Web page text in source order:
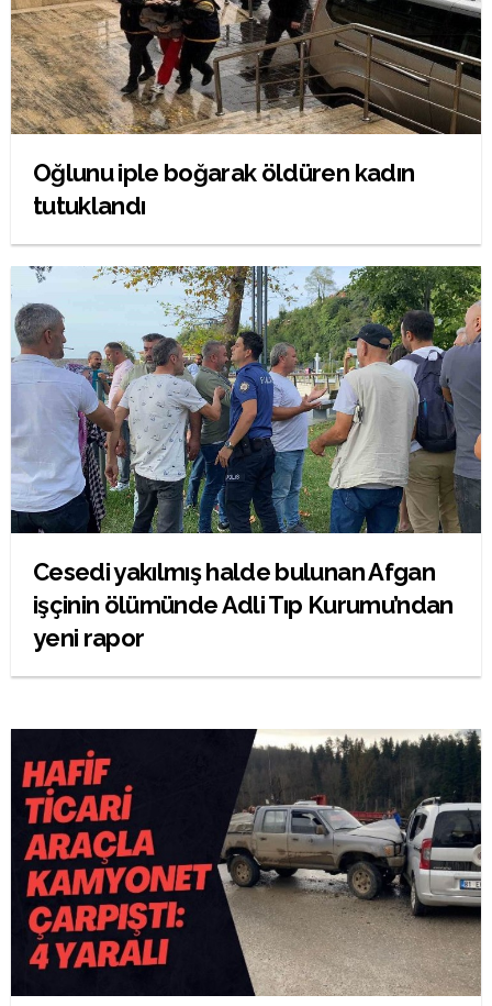
Oğlunu iple boğarak öldüren kadın
tutuklandı
Cesedi yakılmış halde bulunan Afgan
işçinin ölümünde Adli Tıp Kurumu’ndan
yeni rapor